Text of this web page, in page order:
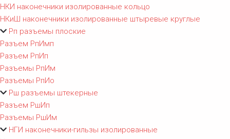
НКИ наконечники изолированные кольцо
НКиШ наконечники изолированные штыревые круглые
Рп разъемы плоские
Разъем РпИмп
Разъем РпИп
Разъемы РпИм
Разъемы РпИо
Рш разъемы штекерные
Разъем РшИп
Разъемы РшИм
НГИ наконечники-гильзы изолированные